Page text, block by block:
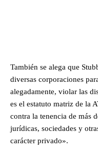
También se alega que
diversas corporaciones
alegadamente, violar las
es el estatuto matriz de la
contra la tenencia de más
jurídicas, sociedades y
carácter privado».